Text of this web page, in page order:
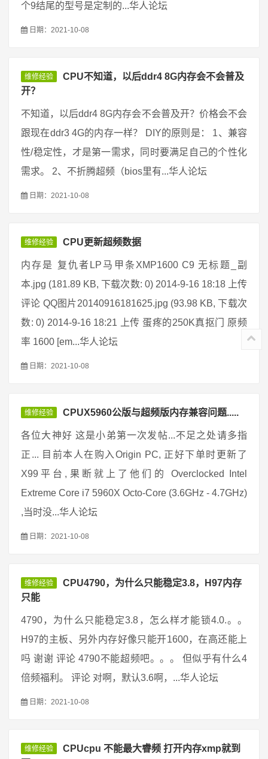
个9结尾的型号是定制的...华人论坛
日期：2021-10-08
维修经验
CPU不知道，以后ddr4 8G内存会不会普及
开？
不知道，以后ddr4 8G内存会不会普及开？价格会不会
跟现在ddr3 4G的内存一样？ DIY的原则是： 1、兼容
性/稳定性，才是第一需求，同时要满足自己的个性化
需求。 2、不折腾超频（bios里有...华人论坛
日期：2021-10-08
维修经验 CPU更新超频数据
内存是 复仇者LP马甲条XMP1600 C9 无标题_副
本.jpg (181.89 KB, 下载次数: 0) 2014-9-16 18:18 上传
评论 QQ图片20140916181625.jpg (93.98 KB, 下载次
数: 0) 2014-9-16 18:21 上传 蛋疼的250K真抠门 原频
率 1600 [em...华人论坛
日期：2021-10-08
维修经验 CPUX5960公版与超频版内存兼容问题.....
各位大神好 这是小弟第一次发帖...不足之处请多指
正... 目前本人在购入Origin PC, 正好下单时更新了
X99平台,果断就上了他们的 Overclocked Intel
Extreme Core i7 5960X Octo-Core (3.6GHz - 4.7GHz)
,当时没...华人论坛
日期：2021-10-08
维修经验
CPU4790，为什么只能稳定3.8，H97内存
只能
4790，为什么只能稳定3.8，怎么样才能锁4.0.。。
H97的主板、另外内存好像只能开1600，在高还能上
吗 谢谢 评论 4790不能超频吧。。。 但似乎有什么4
倍频福利。 评论 对啊，默认3.6啊，...华人论坛
日期：2021-10-08
维修经验
CPUcpu 不能最大睿频 打开内存xmp就到